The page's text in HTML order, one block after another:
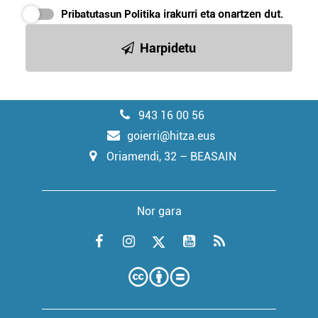
Pribatutasun Politika irakurri eta onartzen dut.
Harpidetu
943 16 00 56
goierri@hitza.eus
Oriamendi, 32 – BEASAIN
Nor gara